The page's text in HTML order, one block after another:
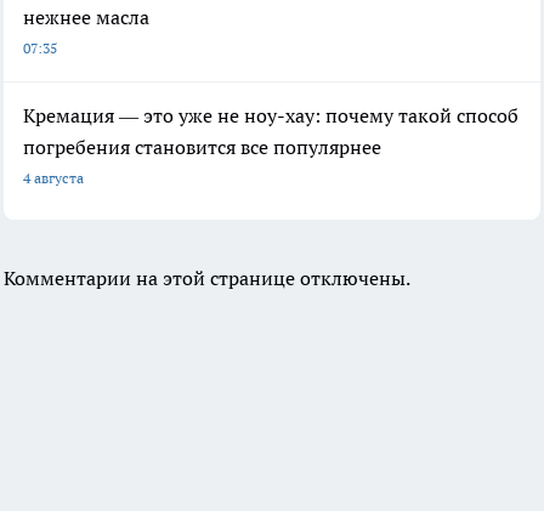
нежнее масла
07:35
Кремация — это уже не ноу-хау: почему такой способ
погребения становится все популярнее
4 августа
Комментарии на этой странице отключены.